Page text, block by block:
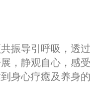
振导引呼吸，透过
，静观自心，感受
身心疗癒及养身的